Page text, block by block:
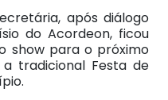
após diálogo
do Acordeon, ficou
show para o próximo
tradicional Festa de